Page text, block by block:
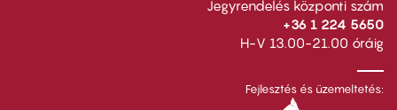
Jegyrendelés központi szám
+36 1 224 5650
H-V 13.00-21.00 óráig
Fejlesztés és üzemeltetés: